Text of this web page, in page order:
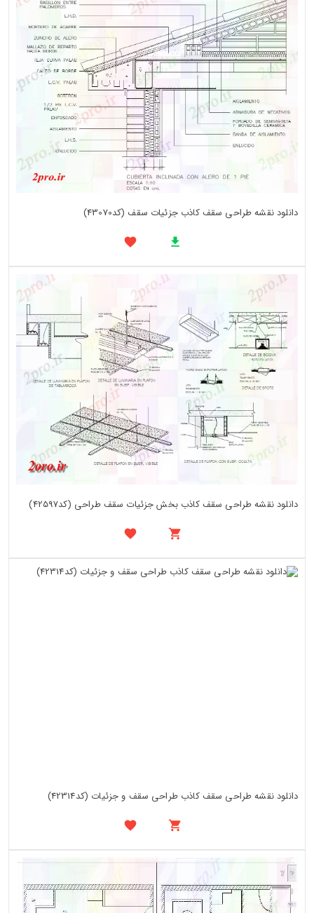
دانلود نقشه طراحی سقف کاذب جزئیات سقف (کد43070)
دانلود نقشه طراحی سقف کاذب بخش جزئیات سقف طراحی (کد42597)
دانلود نقشه طراحی سقف کاذب طراحی سقف و جزئیات (کد42314)